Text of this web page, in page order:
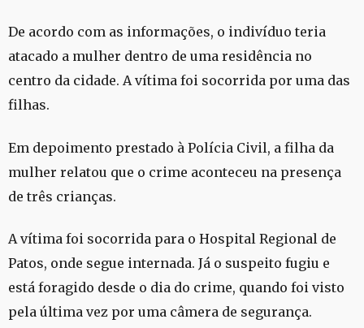
De acordo com as informações, o indivíduo teria
atacado a mulher dentro de uma residência no
centro da cidade. A vítima foi socorrida por uma das
filhas.
Em depoimento prestado à Polícia Civil, a filha da
mulher relatou que o crime aconteceu na presença
de três crianças.
A vítima foi socorrida para o Hospital Regional de
Patos, onde segue internada. Já o suspeito fugiu e
está foragido desde o dia do crime, quando foi visto
pela última vez por uma câmera de segurança.